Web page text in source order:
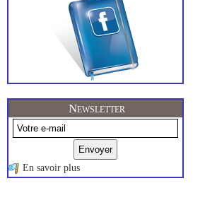
Newsletter
En savoir plus